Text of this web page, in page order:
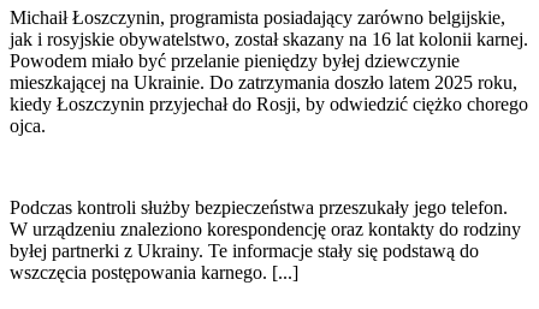
Michaił Łoszczynin, programista posiadający zarówno belgijskie,
jak i rosyjskie obywatelstwo, został skazany na 16 lat kolonii karnej.
Powodem miało być przelanie pieniędzy byłej dziewczynie
mieszkającej na Ukrainie. Do zatrzymania doszło latem 2025 roku,
kiedy Łoszczynin przyjechał do Rosji, by odwiedzić ciężko chorego
ojca.
Podczas kontroli służby bezpieczeństwa przeszukały jego telefon.
W urządzeniu znaleziono korespondencję oraz kontakty do rodziny
byłej partnerki z Ukrainy. Te informacje stały się podstawą do
wszczęcia postępowania karnego. [...]